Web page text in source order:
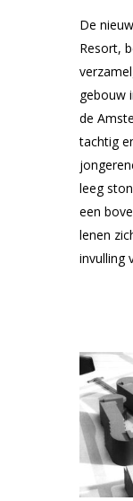
De
Resort,
gebouw
de
tachtig
leeg
een
lenen
invulling